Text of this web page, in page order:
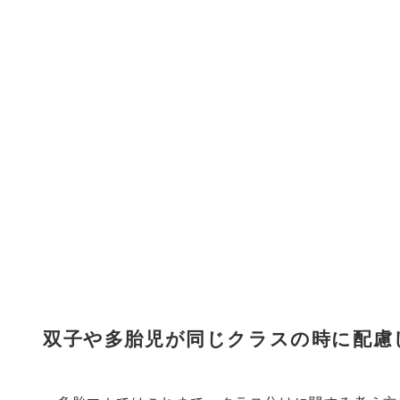
双子や多胎児が同じクラスの時に配慮